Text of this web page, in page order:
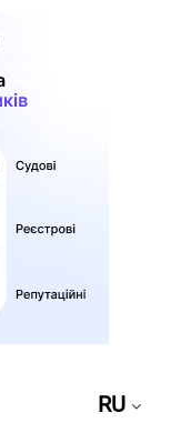
RU